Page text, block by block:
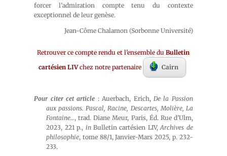
forcer l’admiration compte tenu du contexte
exceptionnel de leur genèse.
Jean-Côme Chalamon (Sorbonne Université)
Retrouver ce compte rendu et l’ensemble duBulletin
cartésien LIVchez notre partenaire Cairn
Pour citer cet article : Auerbach, Erich, De la Passion
aux passions. Pascal, Racine, Descartes, Molière, La
Fontaine…, trad. Diane Meur, Paris, Éd. Rue d’Ulm,
2023, 221 p., inBulletin cartésien LIV,Archives de
philosophie, tome 88/1, Janvier-Mars 2025, p. 232-
233.